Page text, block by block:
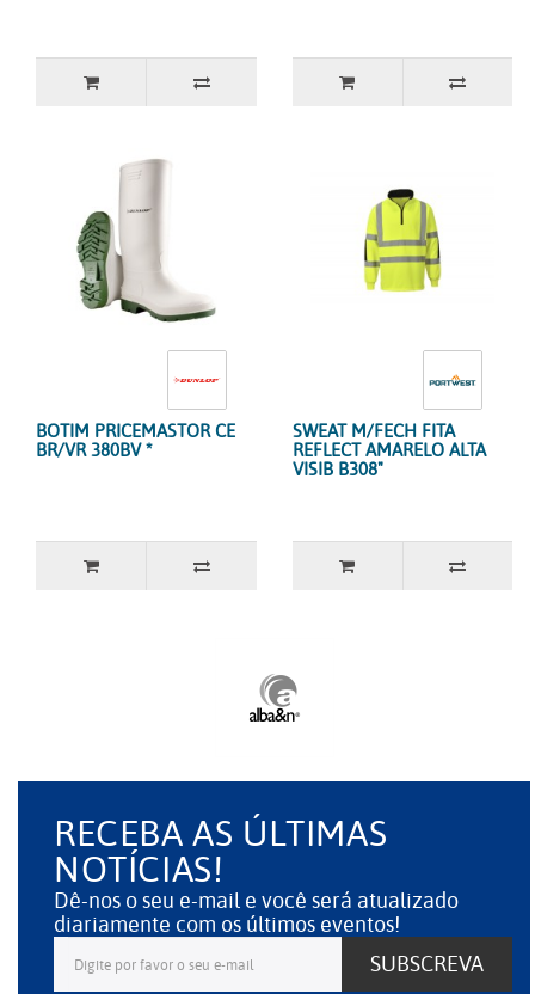
BOTIM PRICEMASTOR CE
BR/VR 380BV *
SWEAT M/FECH FITA
REFLECT AMARELO ALTA
VISIB B308"
RECEBA AS ÚLTIMAS
NOTÍCIAS!
Dê-nos o seu e-mail e você será atualizado
diariamente com os últimos eventos!
SUBSCREVA